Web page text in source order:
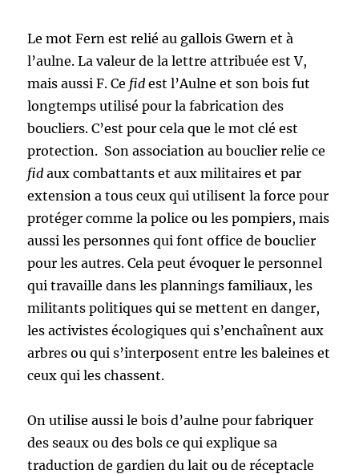
Le mot Fern est relié au gallois Gwern et à
l’aulne. La valeur de la lettre attribuée est V,
mais aussi F. Ce fid est l’Aulne et son bois fut
longtemps utilisé pour la fabrication des
boucliers. C’est pour cela que le mot clé est
protection. Son association au bouclier relie ce
fid aux combattants et aux militaires et par
extension a tous ceux qui utilisent la force pour
protéger comme la police ou les pompiers, mais
aussi les personnes qui font office de bouclier
pour les autres. Cela peut évoquer le personnel
qui travaille dans les plannings familiaux, les
militants politiques qui se mettent en danger,
les activistes écologiques qui s’enchaînent aux
arbres ou qui s’interposent entre les baleines et
ceux qui les chassent.
On utilise aussi le bois d’aulne pour fabriquer
des seaux ou des bols ce qui explique sa
traduction de gardien du lait ou de réceptacle